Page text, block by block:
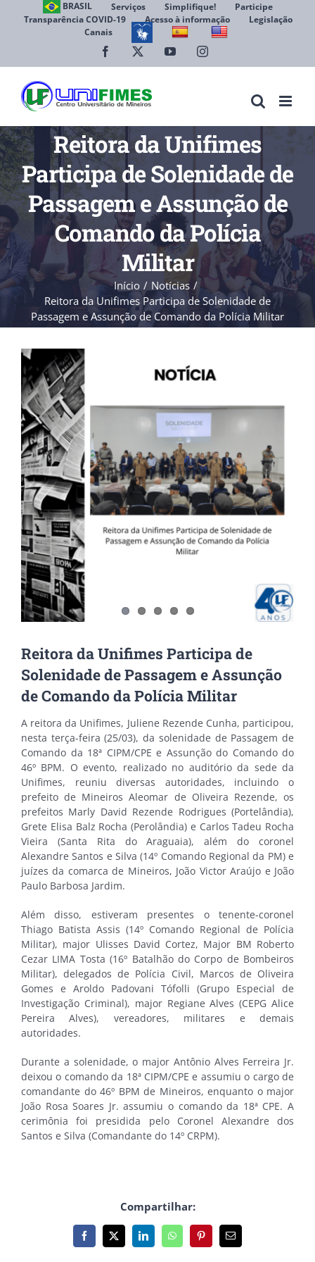
BRASIL Serviços Simplifique!
Participe
Transparência COVID-19
Acesso à informação
Legislação
Canais
Facebook YouTubeInstagram
Reitora da Unifimes
Participa de Solenidade de
Passagem e Assunção de
Comando da Polícia
Militar
Início
Notícias
Reitora da Unifimes Participa de Solenidade de
Passagem e Assunção de Comando da Polícia Militar
View
Larger
Image
Reitora da Unifimes Participa de
Solenidade de Passagem e Assunção
de Comando da Polícia Militar
A reitora da Unifimes, Juliene Rezende Cunha, participou,
nesta terça-feira (25/03), da solenidade de Passagem de
Comando da 18ª CIPM/CPE e Assunção do Comando do
46º BPM. O evento, realizado no auditório da sede da
Unifimes, reuniu diversas autoridades, incluindo o
prefeito de Mineiros Aleomar de Oliveira Rezende, os
prefeitos Marly David Rezende Rodrigues (Portelândia),
Grete Elisa Balz Rocha (Perolândia) e Carlos Tadeu Rocha
Vieira (Santa Rita do Araguaia), além do coronel
Alexandre Santos e Silva (14º Comando Regional da PM) e
juízes da comarca de Mineiros, João Victor Araújo e João
Paulo Barbosa Jardim.
Além disso, estiveram presentes o tenente-coronel
Thiago Batista Assis (14º Comando Regional de Polícia
Militar), major Ulisses David Cortez, Major BM Roberto
Cezar LIMA Tosta (16º Batalhão do Corpo de Bombeiros
Militar), delegados de Polícia Civil, Marcos de Oliveira
Gomes e Aroldo Padovani Tófolli (Grupo Especial de
Investigação Criminal), major Regiane Alves (CEPG Alice
Pereira Alves), vereadores, militares e demais
autoridades.
Durante a solenidade, o major Antônio Alves Ferreira Jr.
deixou o comando da 18ª CIPM/CPE e assumiu o cargo de
comandante do 46º BPM de Mineiros, enquanto o major
João Rosa Soares Jr. assumiu o comando da 18ª CPE. A
cerimônia foi presidida pelo Coronel Alexandre dos
Santos e Silva (Comandante do 14º CRPM).
Compartilhar:
Facebook
X LinkedInWhatsAppPinterest
E-
mail